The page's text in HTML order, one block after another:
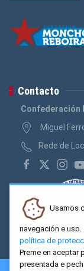
Contacto
Confederación
Miguel
Rede de
Usamos
navegación e uso.
política de
Preme en aceptar
presentada e